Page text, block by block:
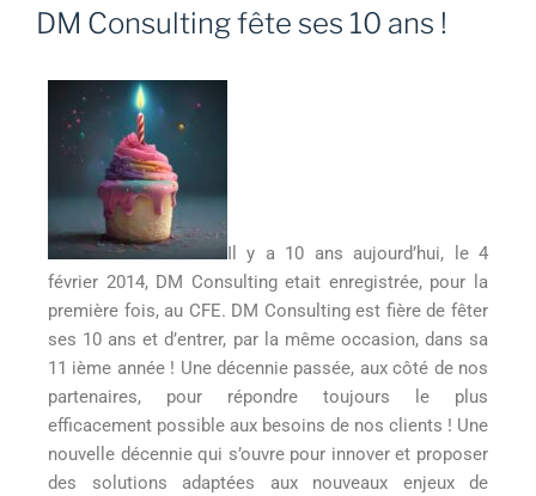
DM Consulting fête ses 10 ans !
Il y a 10 ans aujourd’hui, le 4
février 2014, DM Consulting etait enregistrée, pour la
première fois, au CFE. DM Consulting est fière de fêter
ses 10 ans et d’entrer, par la même occasion, dans sa
11 ième année ! Une décennie passée, aux côté de nos
partenaires, pour répondre toujours le plus
efficacement possible aux besoins de nos clients ! Une
nouvelle décennie qui s’ouvre pour innover et proposer
des solutions adaptées aux nouveaux enjeux de